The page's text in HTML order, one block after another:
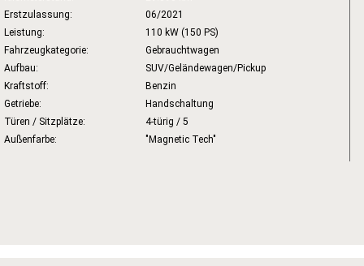
Erstzulassung:
06/2021
Leistung:
110 kW (150 PS)
Fahrzeugkategorie:
Gebrauchtwagen
Aufbau:
SUV/Geländewagen/Pickup
Kraftstoff:
Benzin
Getriebe:
Handschaltung
Türen / Sitzplätze:
4-türig / 5
Außenfarbe:
"Magnetic Tech"